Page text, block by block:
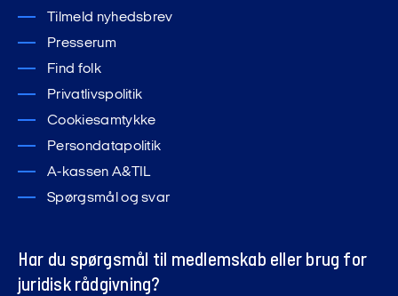
Tilmeld nyhedsbrev
Presserum
Find folk
Privatlivspolitik
Cookiesamtykke
Persondatapolitik
A-kassen A&TIL
Spørgsmål og svar
Har du spørgsmål til medlemskab eller brug for
juridisk rådgivning?